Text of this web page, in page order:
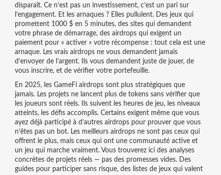
disparaît. Ce n’est pas un investissement, c’est un pari sur
l’engagement. Et les arnaques ? Elles pullulent. Des jeux qui
promettent 1000 $ en 5 minutes, des sites qui demandent
votre phrase de démarrage, des airdrops qui exigent un
paiement pour « activer » votre récompense : tout cela est une
arnaque. Les vrais airdrops ne vous demandent jamais
d’envoyer de l’argent. Ils vous demandent juste de jouer, de
vous inscrire, et de vérifier votre portefeuille.
En 2025, les GameFi airdrops sont plus stratégiques que
jamais. Les projets ne lancent plus de tokens sans vérifier que
les joueurs sont réels. Ils suivent les heures de jeu, les niveaux
atteints, les défis accomplis. Certains exigent même que vous
ayez déjà participé à d’autres airdrops pour prouver que vous
n’êtes pas un bot. Les meilleurs airdrops ne sont pas ceux qui
offrent le plus, mais ceux qui ont une communauté active et
un jeu qui marche vraiment. Vous trouverez ici des analyses
concrètes de projets réels — pas des promesses vides. Des
guides pour participer sans risque, des listes de jeux qui valent